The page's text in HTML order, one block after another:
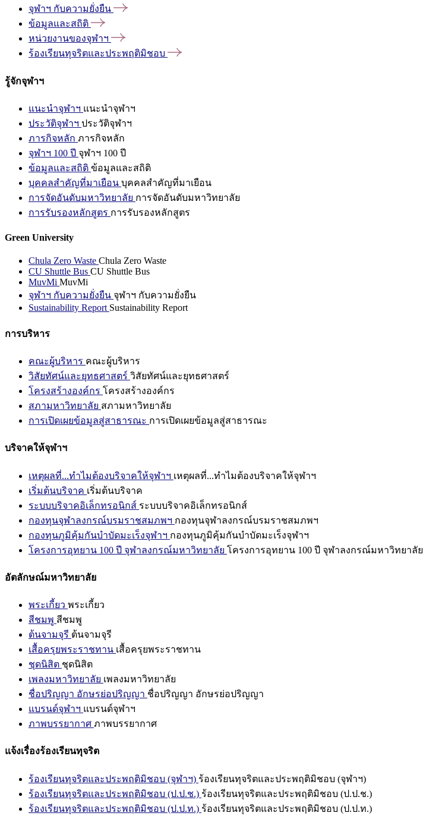
จุฬาฯ กับความยั่งยืน
ข้อมูลและสถิติ
หน่วยงานของจุฬาฯ
ร้องเรียนทุจริตและประพฤติมิชอบ
รู้จักจุฬาฯ
แนะนำจุฬาฯ แนะนำจุฬาฯ
ประวัติจุฬาฯ ประวัติจุฬาฯ
ภารกิจหลัก ภารกิจหลัก
จุฬาฯ 100 ปี จุฬาฯ 100 ปี
ข้อมูลและสถิติ ข้อมูลและสถิติ
บุคคลสำคัญที่มาเยือน บุคคลสำคัญที่มาเยือน
การจัดอันดับมหาวิทยาลัย การจัดอันดับมหาวิทยาลัย
การรับรองหลักสูตร การรับรองหลักสูตร
Green University
Chula Zero Waste Chula Zero Waste
CU Shuttle Bus CU Shuttle Bus
MuvMi MuvMi
จุฬาฯ กับความยั่งยืน จุฬาฯ กับความยั่งยืน
Sustainability Report Sustainability Report
การบริหาร
คณะผู้บริหาร คณะผู้บริหาร
วิสัยทัศน์และยุทธศาสตร์ วิสัยทัศน์และยุทธศาสตร์
โครงสร้างองค์กร โครงสร้างองค์กร
สภามหาวิทยาลัย สภามหาวิทยาลัย
การเปิดเผยข้อมูลสู่สาธารณะ การเปิดเผยข้อมูลสู่สาธารณะ
บริจาคให้จุฬาฯ
เหตุผลที่...ทำไมต้องบริจาคให้จุฬาฯ เหตุผลที่...ทำไมต้องบริจาคให้จุฬาฯ
เริ่มต้นบริจาค เริ่มต้นบริจาค
ระบบบริจาคอิเล็กทรอนิกส์ ระบบบริจาคอิเล็กทรอนิกส์
กองทุนจุฬาลงกรณ์บรมราชสมภพฯ กองทุนจุฬาลงกรณ์บรมราชสมภพฯ
กองทุนภูมิคุ้มกันบำบัดมะเร็งจุฬาฯ กองทุนภูมิคุ้มกันบำบัดมะเร็งจุฬาฯ
โครงการอุทยาน 100 ปี จุฬาลงกรณ์มหาวิทยาลัย โครงการอุทยาน 100 ปี จุฬาลงกรณ์มหาวิทยาลัย
อัตลักษณ์มหาวิทยาลัย
พระเกี้ยว พระเกี้ยว
สีชมพู สีชมพู
ต้นจามจุรี ต้นจามจุรี
เสื้อครุยพระราชทาน เสื้อครุยพระราชทาน
ชุดนิสิต ชุดนิสิต
เพลงมหาวิทยาลัย เพลงมหาวิทยาลัย
ชื่อปริญญา อักษรย่อปริญญา ชื่อปริญญา อักษรย่อปริญญา
แบรนด์จุฬาฯ แบรนด์จุฬาฯ
ภาพบรรยากาศ ภาพบรรยากาศ
แจ้งเรื่องร้องเรียนทุจริต
ร้องเรียนทุจริตและประพฤติมิชอบ (จุฬาฯ) ร้องเรียนทุจริตและประพฤติมิชอบ (จุฬาฯ)
ร้องเรียนทุจริตและประพฤติมิชอบ (ป.ป.ช.) ร้องเรียนทุจริตและประพฤติมิชอบ (ป.ป.ช.)
ร้องเรียนทุจริตและประพฤติมิชอบ (ป.ป.ท.) ร้องเรียนทุจริตและประพฤติมิชอบ (ป.ป.ท.)